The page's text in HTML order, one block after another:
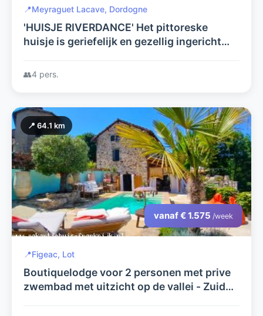
📍Meyraguet Lacave, Dordogne
'HUISJE RIVERDANCE' Het pittoreske
huisje is geriefelijk en gezellig ingericht
👥4 pers.
📍 64.1 km
vanaf € 1.575 /week
📍Figeac, Lot
Boutiquelodge voor 2 personen met prive
zwembad met uitzicht op de vallei - Zuid